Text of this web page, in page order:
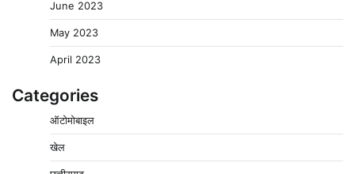
June 2023
May 2023
April 2023
Categories
ऑटोमोबाइल
खेल